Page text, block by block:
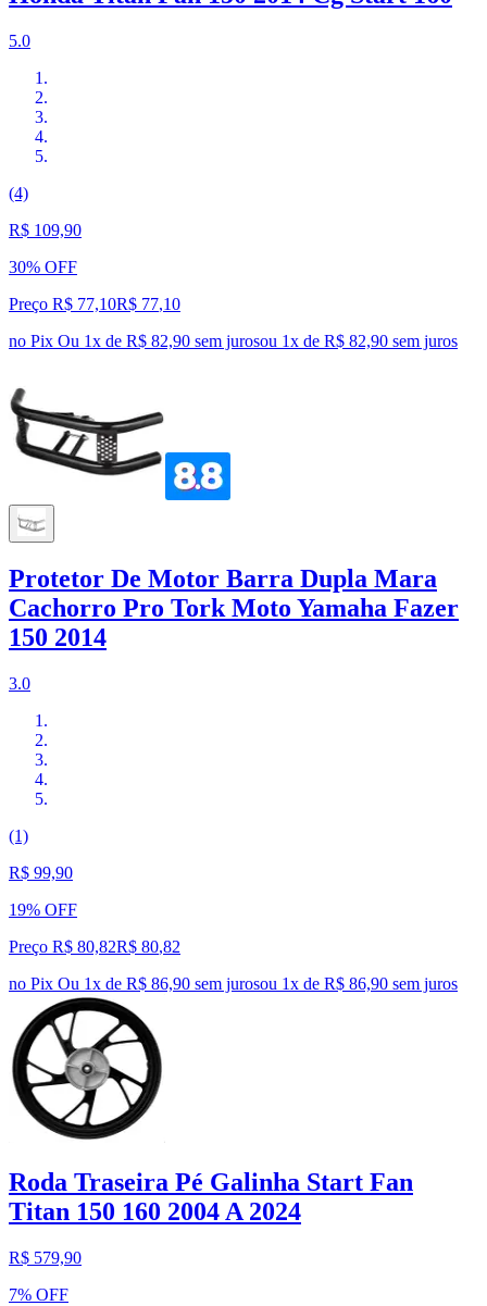
5.0
(4)
R$ 109,90
30% OFF
Preço R$ 77,10R$ 77,10
no Pix Ou 1x de R$ 82,90 sem jurosou 1x de R$ 82,90 sem juros
Protetor De Motor Barra Dupla Mara
Cachorro Pro Tork Moto Yamaha Fazer
150 2014
3.0
(1)
R$ 99,90
19% OFF
Preço R$ 80,82R$ 80,82
no Pix Ou 1x de R$ 86,90 sem jurosou 1x de R$ 86,90 sem juros
Roda Traseira Pé Galinha Start Fan
Titan 150 160 2004 A 2024
R$ 579,90
7% OFF